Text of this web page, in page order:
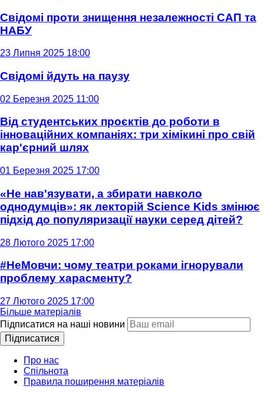
Свідомі проти знищення незалежності САП та
НАБУ
23 Липня 2025 18:00
Свідомі йдуть на паузу
02 Березня 2025 11:00
Від студентських проєктів до роботи в
інноваційних компаніях: три хімікині про свій
кар'єрний шлях
01 Березня 2025 17:00
«Не нав'язувати, а збирати навколо
однодумців»: як лекторій Science Kids змінює
підхід до популяризації науки серед дітей?
28 Лютого 2025 17:00
#НеМовчи: чому театри роками ігнорували
проблему харасменту?
27 Лютого 2025 17:00
Більше матеріалів
Підписатися на наші новини
Підписатися
Про нас
Спільнота
Правила поширення матеріалів